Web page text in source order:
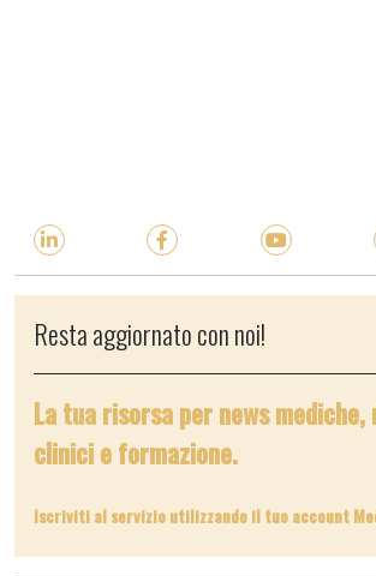
Resta aggiornato con noi!
La tua risorsa per news
clinici e formazione.
Iscriviti al servizio utilizzando il tuo account